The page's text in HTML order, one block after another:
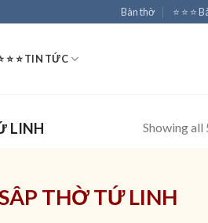
Bàn thờ ⭐️ ⭐️ ⭐️
⭐️ ⭐️ TIN TỨC
LINH Showing all
SÂP THỜ TỨ LINH